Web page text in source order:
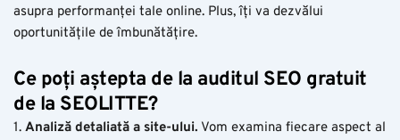
asupra performanței tale online. Plus, îți va dezvălui
oportunitățile de îmbunătățire.
Ce poți aștepta de la auditul SEO gratuit
de la SEOLITTE?
1. Analiză detaliată a site-ului. Vom examina fiecare aspect al